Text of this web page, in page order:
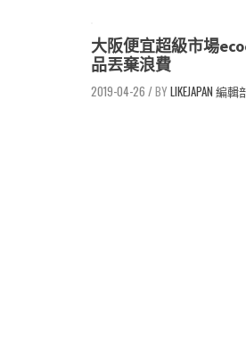
大阪便宜超級市場
品丟棄浪費
2019-04-26 / LIKEJAPAN 編輯